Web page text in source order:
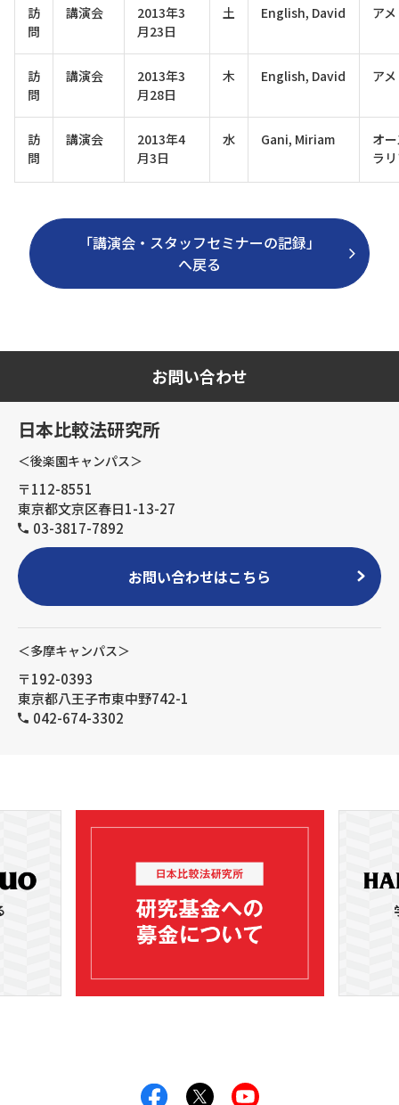
訪
問
講演会
2013年3
月23日
土 English, David ア
訪
問
講演会
2013年3
月28日
木 English, David ア
訪
問
講演会
2013年4
月3日
水 Gani, Miriam
オ
ラ
「講演会・スタッフセミナーの記録」
へ戻る
お問い合わせ
日本比較法研究所
＜後楽園キャンパス＞
〒112-8551
東京都文京区春日1-13-27
03-3817-7892
お問い合わせはこちら
＜多摩キャンパス＞
〒192-0393
東京都八王子市東中野742-1
042-674-3302